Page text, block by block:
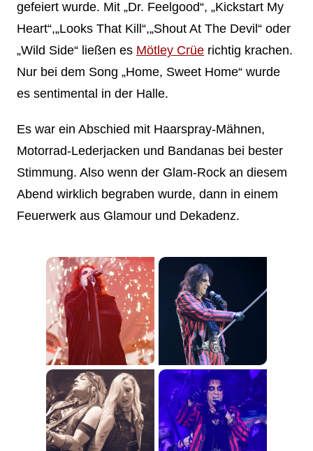
gefeiert wurde. Mit „Dr. Feelgood“, „Kickstart My
Heart“,„Looks That Kill“,„Shout At The ­Devil“ oder
„Wild Side“ ließen es Mötley Crüerichtig krachen.
Nur bei dem Song „Home, Sweet Home“ wurde
es sentimental in der Halle.
Es war ein Abschied mit Haarspray-Mähnen,
Motorrad-Lederjacken und Bandanas bei bester
Stimmung. Also wenn der Glam-Rock an diesem
Abend wirklich begraben wurde, dann in einem
Feuerwerk aus Glamour und Dekadenz.